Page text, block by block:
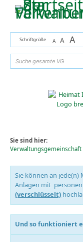
Zum Inhalt,zur Navigation
Schriftgröße A A A
Sie sind hier:
Verwaltungsgemeinschaft
Sie können an
Anlagen mit
(verschlüsselt)
Und so funktioniert